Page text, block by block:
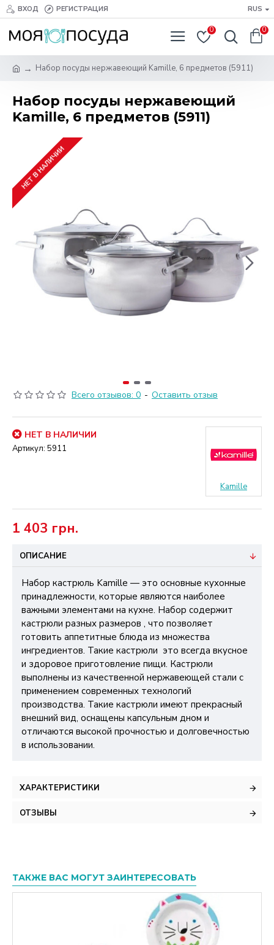
ВХОД РЕГИСТРАЦИЯ RUS
0 0
Набор посуды нержавеющий Kamille, 6 предметов (5911)
Набор посуды нержавеющий
Kamille, 6 предметов (5911)
НЕТ В НАЛИЧИИ
Всего отзывов: 0 - Оставить отзыв
1 403 грн.
НЕТ В НАЛИЧИИ
Артикул: 5911
Kamille
ОПИСАНИЕ
Набор кастрюль Kamille — это основные кухонные
принадлежности, которые являются наиболее
важными элементами на кухне. Набор содержит
кастрюли разных размеров , что позволяет
готовить аппетитные блюда из множества
ингредиентов. Такие кастрюли это всегда вкусное
и здоровое приготовление пищи. Кастрюли
выполнены из качественной нержавеющей стали с
применением современных технологий
производства. Такие кастрюли имеют прекрасный
внешний вид, оснащены капсульным дном и
отличаются высокой прочностью и долговечностью
в использовании.
ХАРАКТЕРИСТИКИ
ОТЗЫВЫ
ТАКЖЕ ВАС МОГУТ ЗАИНТЕРЕСОВАТЬ